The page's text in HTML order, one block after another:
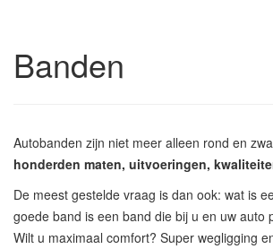
Banden
Autobanden zijn niet meer alleen rond en
honderden maten, uitvoeringen,
De meest gestelde vraag is dan ook: wat is
goede band is een band die bij u en uw auto
Wilt u maximaal comfort? Super wegligging